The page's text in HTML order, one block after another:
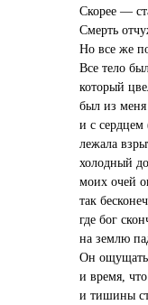
Скорее —
Смерть
Но все же
Все тело
который
был из меня
и с сердцем
лежала
холодный
моих очей
так
где бог
на землю
Он
и время, что
и тишины